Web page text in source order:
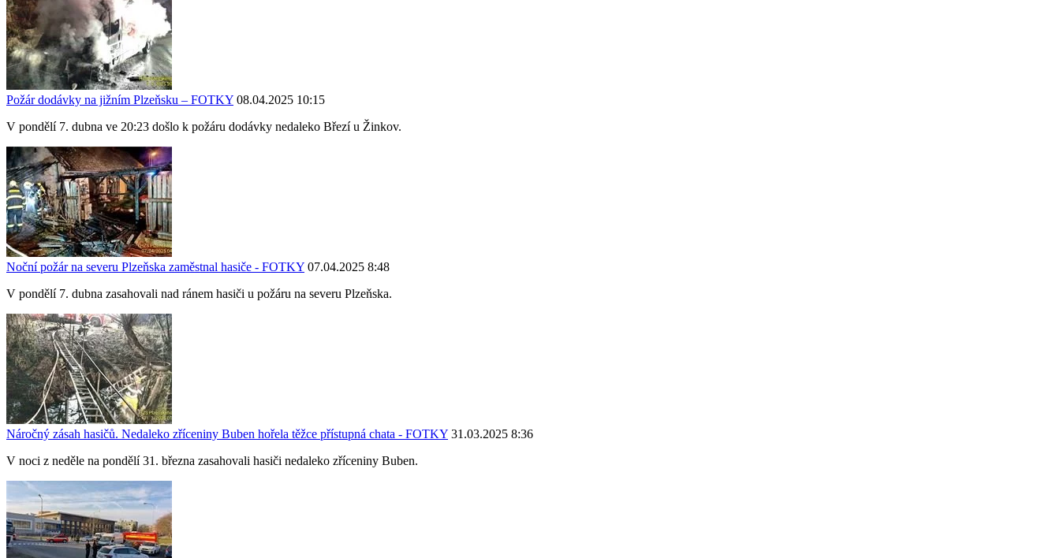
Požár dodávky na jižním Plzeňsku – FOTKY 08.04.2025 10:15
V pondělí 7. dubna ve 20:23 došlo k požáru dodávky nedaleko Březí u Žinkov.
Noční požár na severu Plzeňska zaměstnal hasiče - FOTKY 07.04.2025 8:48
V pondělí 7. dubna zasahovali nad ránem hasiči u požáru na severu Plzeňska.
Náročný zásah hasičů. Nedaleko zříceniny Buben hořela těžce přístupná chata - FOTKY 31.03.2025 8:36
V noci z neděle na pondělí 31. března zasahovali hasiči nedaleko zříceniny Buben.